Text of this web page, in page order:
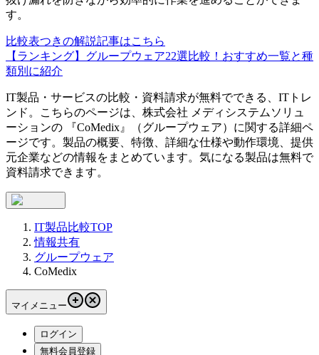
す。
比較表つきの解説記事はこちら
【ランキング】グループウェア22選比較！おすすめ一覧と種
類別に紹介
IT製品・サービスの比較・資料請求が無料でできる、ITトレ
ンド。こちらのページは、 株式会社 メディシステムソリュ
ーションの 『CoMedix 』（グループウェア）に関する詳細ペ
ージです。製品の概要、特徴、詳細な仕様や動作環境、提供
元企業などの情報をまとめています。気になる製品は無料で
資料請求できます。
IT製品比較TOP
情報共有
グループウェア
CoMedix
マイメニュー
ログイン
無料会員登録